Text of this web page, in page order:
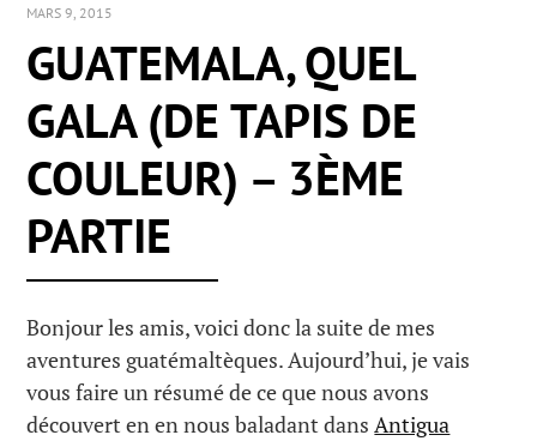
MARS 9, 2015
GUATEMALA, QUEL
GALA (DE TAPIS DE
COULEUR) – 3ÈME
PARTIE
Bonjour les amis, voici donc la suite de mes
aventures guatémaltèques. Aujourd’hui, je vais
vous faire un résumé de ce que nous avons
découvert en en nous baladant dansAntigua